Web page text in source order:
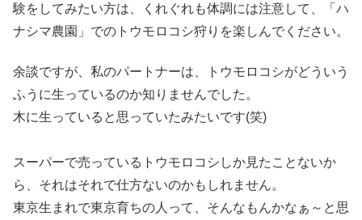
験をしてみたい方は、くれぐれも体調には注意して、「ハ
ナシマ農園」でのトウモロコシ狩りを楽しんでください。
余談ですが、私のパートナーは、トウモロコシがどういう
ふうに生っているのか知りませんでした。
木に生っていると思っていたみたいです(笑)
スーパーで売っているトウモロコシしか見たことないか
ら、それはそれで仕方ないのかもしれません。
東京生まれで東京育ちの人って、そんなもんかなぁ～と思